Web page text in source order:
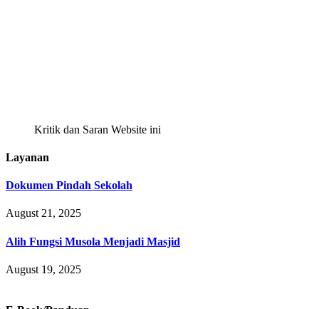
Kritik dan Saran Website ini
Layanan
Dokumen Pindah Sekolah
August 21, 2025
Alih Fungsi Musola Menjadi Masjid
August 19, 2025